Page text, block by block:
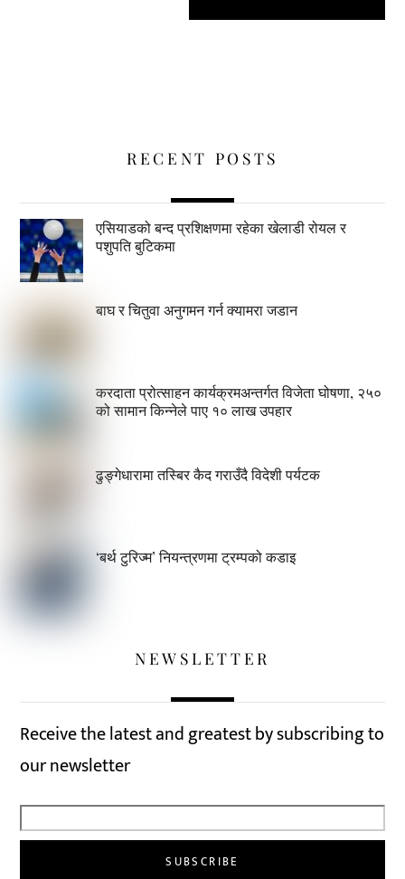
RECENT POSTS
एसियाडको बन्द प्रशिक्षणमा रहेका खेलाडी रोयल र
पशुपति बुटिकमा
बाघ र चितुवा अनुगमन गर्न क्यामरा जडान
करदाता प्रोत्साहन कार्यक्रमअन्तर्गत विजेता घोषणा, २५०
को सामान किन्नेले पाए १० लाख उपहार
ढुङ्गेधारामा तस्बिर कैद गराउँदै विदेशी पर्यटक
‘बर्थ टुरिज्म’ नियन्त्रणमा ट्रम्पको कडाइ
NEWSLETTER
Receive the latest and greatest by subscribing to
our newsletter